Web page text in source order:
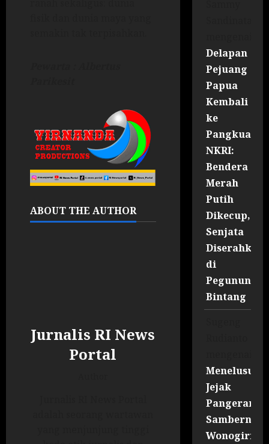
ABOUT THE AUTHOR
Jurnalis RI News
Portal
Delapan
Pejuang
Papua
Kembali
ke
Pangkuan
NKRI:
Bendera
Merah
Putih
Dikecup,
Senjata
Diserahkan
di
Bintang
Menelusuri
Jejak
Pangeran
Wonogiri